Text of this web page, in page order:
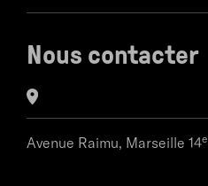
Nous contacter
Avenue Raimu, Marseille 14e